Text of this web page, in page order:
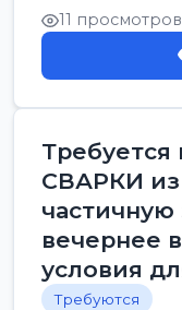
11 просмотров
Требуется
СВАРКИ из
частичную
вечернее
условия
Требуются